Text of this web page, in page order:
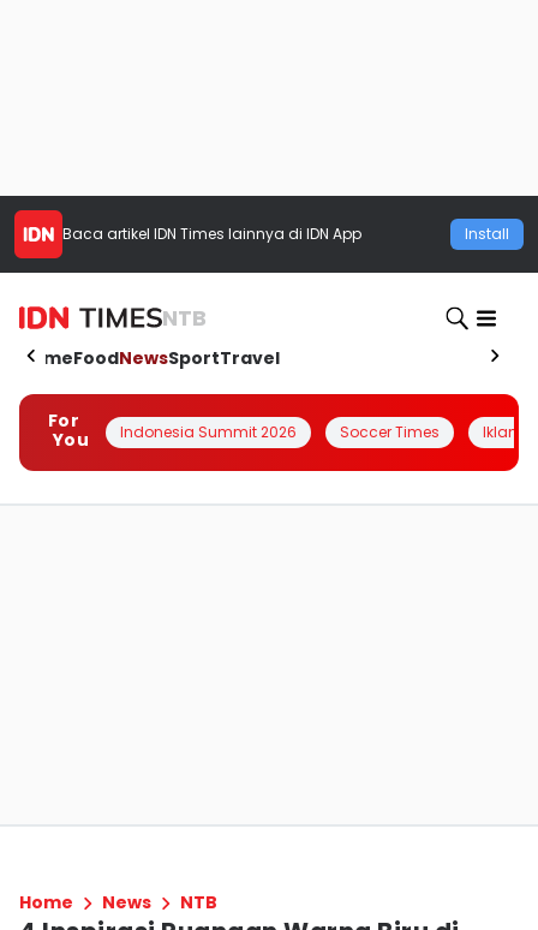
Baca artikel IDN Times lainnya di IDN App Install
NTB
HomeFoodNewsSportTravel
For
You
Indonesia Summit 2026 Soccer Times Iklanin
Home News NTB